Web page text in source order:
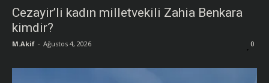
Cezayir’li kadın milletvekili Zahia Benkara
kimdir?
M.Akif - Ağustos 4, 2026 0